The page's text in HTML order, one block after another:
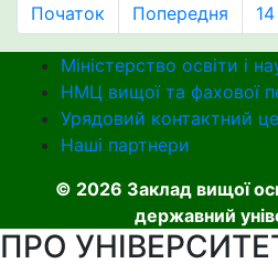
Початок Попередня 14
Міністерство освіти і
НМЦ вищої та фахової
Урядовий контактний
Наші партнери
© 2026 Заклад вищої
державний
ПРО